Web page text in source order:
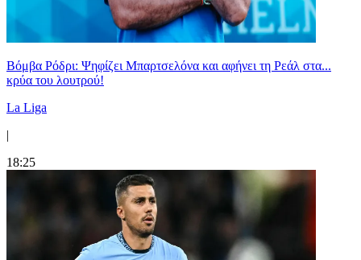
Βόμβα Ρόδρι: Ψηφίζει Μπαρτσελόνα και αφήνει τη Ρεάλ στα...
κρύα του λουτρού!
La Liga
|
18:25